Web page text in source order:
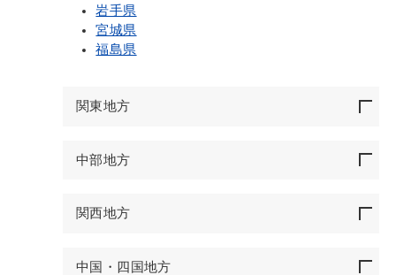
岩手県
宮城県
福島県
関東地方
中部地方
関西地方
中国・四国地方